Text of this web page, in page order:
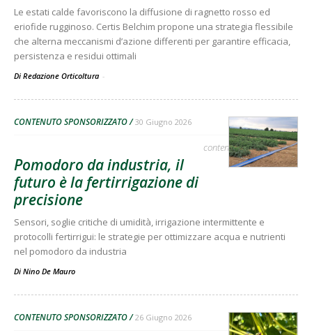
Le estati calde favoriscono la diffusione di ragnetto rosso ed
eriofide rugginoso. Certis Belchim propone una strategia flessibile
che alterna meccanismi d’azione differenti per garantire efficacia,
persistenza e residui ottimali
Di Redazione Orticoltura -
CONTENUTO SPONSORIZZATO 30 Giugno 2026
contenuto sponsorizzato
Pomodoro da industria, il
futuro è la fertirrigazione di
precisione
Sensori, soglie critiche di umidità, irrigazione intermittente e
protocolli fertirrigui: le strategie per ottimizzare acqua e nutrienti
nel pomodoro da industria
Di Nino De Mauro
CONTENUTO SPONSORIZZATO 26 Giugno 2026